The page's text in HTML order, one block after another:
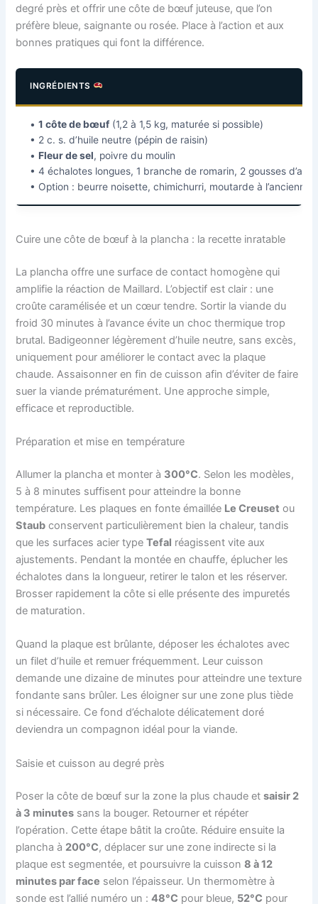
degré près et offrir une côte de bœuf juteuse, que l’on
préfère bleue, saignante ou rosée. Place à l’action et aux
bonnes pratiques qui font la différence.
INGRÉDIENTS
•1 côte de bœuf (1,2 à 1,5 kg, maturée si possible)
• 2 c. s. d’huile neutre (pépin de raisin)
• Fleur de sel, poivre du moulin
• 4 échalotes longues, 1 branche de romarin, 2 gousses d’ail
• Option : beurre noisette, chimichurri, moutarde à l’ancienne
Cuire une côte de bœuf à la plancha : la recette inratable
La plancha offre une surface de contact homogène qui
amplifie la réaction de Maillard. L’objectif est clair : une
croûte caramélisée et un cœur tendre. Sortir la viande du
froid 30 minutes à l’avance évite un choc thermique trop
brutal. Badigeonner légèrement d’huile neutre, sans excès,
uniquement pour améliorer le contact avec la plaque
chaude. Assaisonner en fin de cuisson afin d’éviter de faire
suer la viande prématurément. Une approche simple,
efficace et reproductible.
Préparation et mise en température
Allumer la plancha et monter à 300°C. Selon les modèles,
5 à 8 minutes suffisent pour atteindre la bonne
température. Les plaques en fonte émaillée Le Creuset ou
Staub conservent particulièrement bien la chaleur, tandis
que les surfaces acier typeTefal réagissent vite aux
ajustements. Pendant la montée en chauffe, éplucher les
échalotes dans la longueur, retirer le talon et les réserver.
Brosser rapidement la côte si elle présente des impuretés
de maturation.
Quand la plaque est brûlante, déposer les échalotes avec
un filet d’huile et remuer fréquemment. Leur cuisson
demande une dizaine de minutes pour atteindre une texture
fondante sans brûler. Les éloigner sur une zone plus tiède
si nécessaire. Ce fond d’échalote délicatement doré
deviendra un compagnon idéal pour la viande.
Saisie et cuisson au degré près
Poser la côte de bœuf sur la zone la plus chaude etsaisir 2
à 3 minutes sans la bouger. Retourner et répéter
l’opération. Cette étape bâtit la croûte. Réduire ensuite la
plancha à 200°C, déplacer sur une zone indirecte si la
plaque est segmentée, et poursuivre la cuisson8 à 12
minutes par face selon l’épaisseur. Un thermomètre à
sonde est l’allié numéro un :48°C pour bleue, 52°C pour